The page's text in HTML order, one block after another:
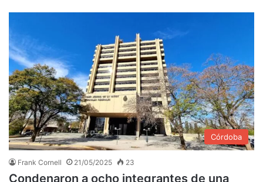
Córdoba
Frank Cornell 21/05/2025 23
Condenaron a ocho integrantes de una